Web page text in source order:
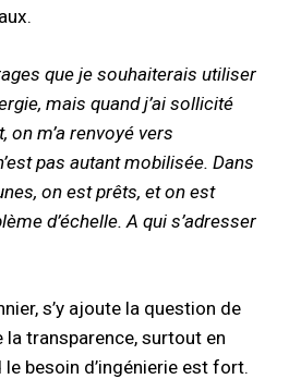
que je souhaiterais utiliser
mais quand j’ai sollicité
on m’a renvoyé vers
pas autant mobilisée. Dans
on est prêts, et on est
d’échelle. A qui s’adresser
s’y ajoute la question de
la transparence, surtout en
besoin d’ingénierie est fort.